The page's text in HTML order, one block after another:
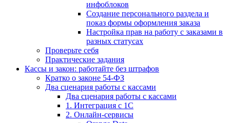
инфоблоков
Создание персонального раздела и
показ формы оформления заказа
Настройка прав на работу с заказами в
разных статусах
Проверьте себя
Практические задания
Кассы и закон: работайте без штрафов
Кратко о законе 54-ФЗ
Два сценария работы с кассами
Два сценария работы с кассами
1. Интеграция с 1С
2. Онлайн-сервисы